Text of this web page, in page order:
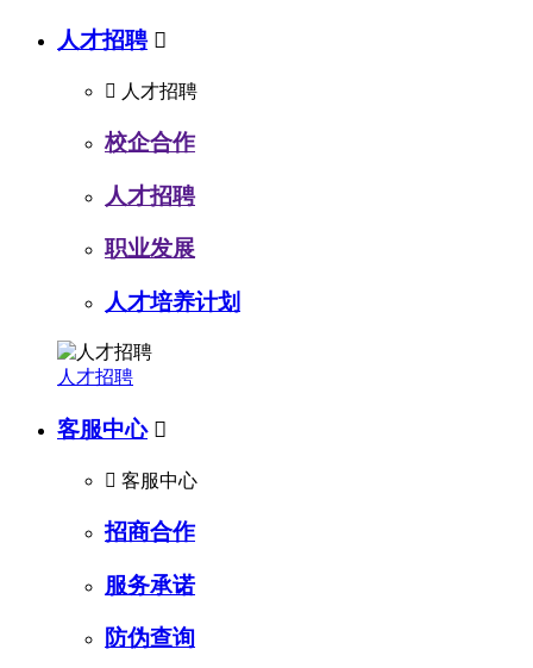
人才招聘 
 人才招聘
校企合作
人才招聘
职业发展
人才培养计划
人才招聘
客服中心 
 客服中心
招商合作
服务承诺
防伪查询